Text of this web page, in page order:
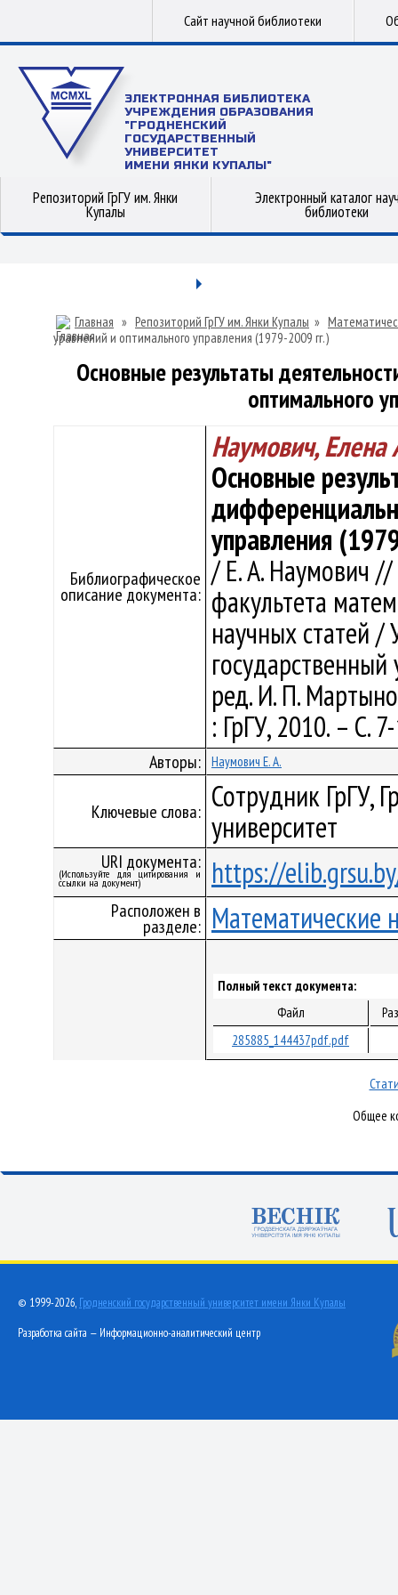
Сайт научной библиотеки
ЭЛЕКТРОННАЯ БИБЛИОТЕКА
УЧРЕЖДЕНИЯ ОБРАЗОВАНИЯ
"ГРОДНЕНСКИЙ
ГОСУДАРСТВЕННЫЙ
УНИВЕРСИТЕТ
ИМЕНИ ЯНКИ КУПАЛЫ"
Репозиторий ГрГУ им. Янки
Купалы
Электронный каталог
библиотеки
Главная » Репозиторий ГрГУ им. Янки Купалы »
уравнений и оптимального управления (1979-2009 гг.)
Основные результаты
оптимального
Библиографическое
описание документа:
Наумович, Елена
Основные
управления
/ Е. А. Наумович //
факультета
научных статей /
ред. И. П.
: ГрГУ, 2010. – С.
Авторы: Наумович Е. А.
Ключевые слова: Сотрудник ГрГУ,
университет
URI документа:
(Используйте для цитирования и
ссылки на документ) https://
Расположен в
разделе: Математические
Полный текст документа:
Файл
285885_144437pdf.pdf
Общее
© 1999-2026, Гродненский государственный университет имени Янки Купалы
Разработка сайта — Информационно-аналитический центр